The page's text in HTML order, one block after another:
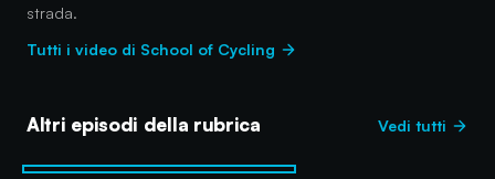
strada.
Tutti i video di School of Cycling
Altri episodi della rubrica Vedi tutti